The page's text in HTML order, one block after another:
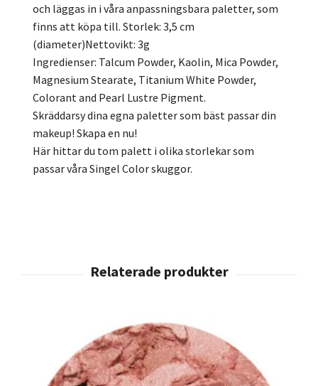
och läggas in i våra anpassningsbara paletter, som
finns att köpa till. Storlek: 3,5 cm
(diameter)Nettovikt: 3g
Ingredienser: Talcum Powder, Kaolin, Mica Powder,
Magnesium Stearate, Titanium White Powder,
Colorant and Pearl Lustre Pigment.
Skräddarsy dina egna paletter som bäst passar din
makeup! Skapa en nu!
Här hittar du tom palett i olika storlekar som
passar våra Singel Color skuggor.